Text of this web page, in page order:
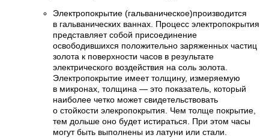
Электропокрытие (гальваническое)производится
в гальванических ваннах. Процесс электропокрытия
представляет собой присоединение
освободившихся положительно заряженных частиц
золота к поверхности часов в результате
электрического воздействия на соль золота.
Электропокрытие имеет толщину, измеряемую
в микронах, толщина — это показатель, который
наиболее четко может свидетельствовать
о стойкости элекропокрытия. Чем толще покрытие,
тем дольше оно будет истираться. При этом часы
могут быть выполнены из латуни или стали.